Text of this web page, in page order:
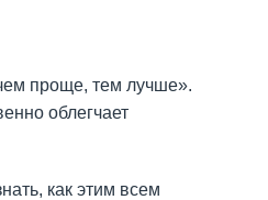
проще, тем лучше».
облегчает
как этим всем